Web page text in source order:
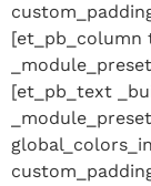
[et_pb_column
[et_pb_text